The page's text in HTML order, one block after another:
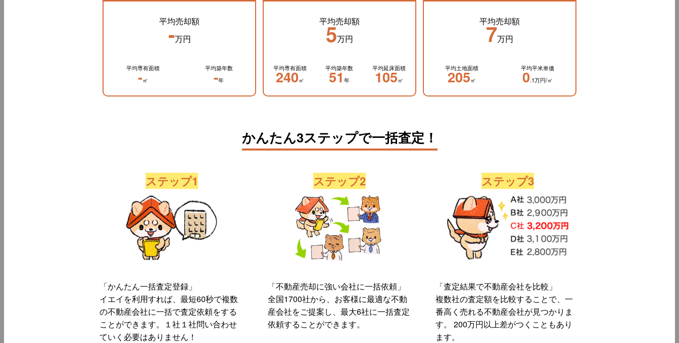
平均売却額
-万円
平均専有面積
-㎡
平均築年数
-年
平均売却額
5万円
平均専有面積
240㎡
平均築年数
51年
平均延床面積
105㎡
平均売却額
7万円
平均土地面積
205㎡
平均平米単価
0.1万円/㎡
かんたん3ステップで一括査定！
ステップ1
「かんたん一括査定登録」
イエイを利用すれば、最短60秒で複数
の不動産会社に一括で査定依頼をする
ことができます。１社１社問い合わせ
ていく必要はありません！
ステップ2
「不動産売却に強い会社に一括依頼」
全国1700社から、お客様に最適な不動
産会社をご提案し、最大6社に一括査定
依頼することができます。
ステップ3
「査定結果で不動産会社を比較」
複数社の査定額を比較することで、一
番高く売れる不動産会社が見つかりま
す。 200万円以上差がつくこともあり
ます。